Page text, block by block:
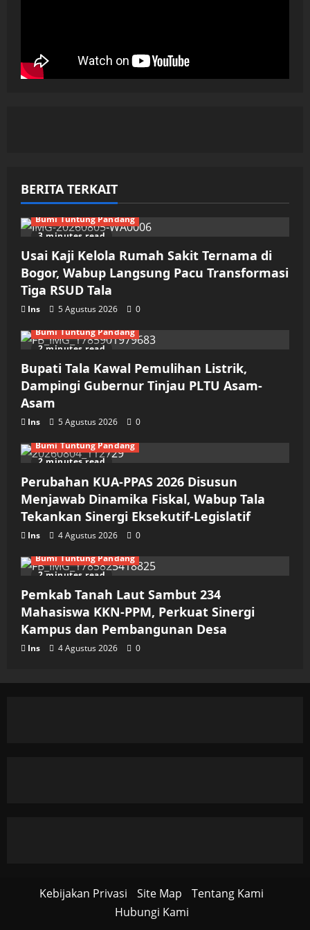
BERITA TERKAIT
3 minutes read
Bumi Tuntung Pandang
Usai Kaji Kelola Rumah Sakit Ternama di
Bogor, Wabup Langsung Pacu Transformasi
Tiga RSUD Tala
Ins 5 Agustus 2026 0
2 minutes read
Bumi Tuntung Pandang
Bupati Tala Kawal Pemulihan Listrik,
Dampingi Gubernur Tinjau PLTU Asam-
Asam
Ins 5 Agustus 2026 0
2 minutes read
Bumi Tuntung Pandang
Perubahan KUA-PPAS 2026 Disusun
Menjawab Dinamika Fiskal, Wabup Tala
Tekankan Sinergi Eksekutif-Legislatif
Ins 4 Agustus 2026 0
2 minutes read
Bumi Tuntung Pandang
Pemkab Tanah Laut Sambut 234
Mahasiswa KKN-PPM, Perkuat Sinergi
Kampus dan Pembangunan Desa
Ins 4 Agustus 2026 0
Kebijakan Privasi Site Map
Tentang Kami
Hubungi Kami